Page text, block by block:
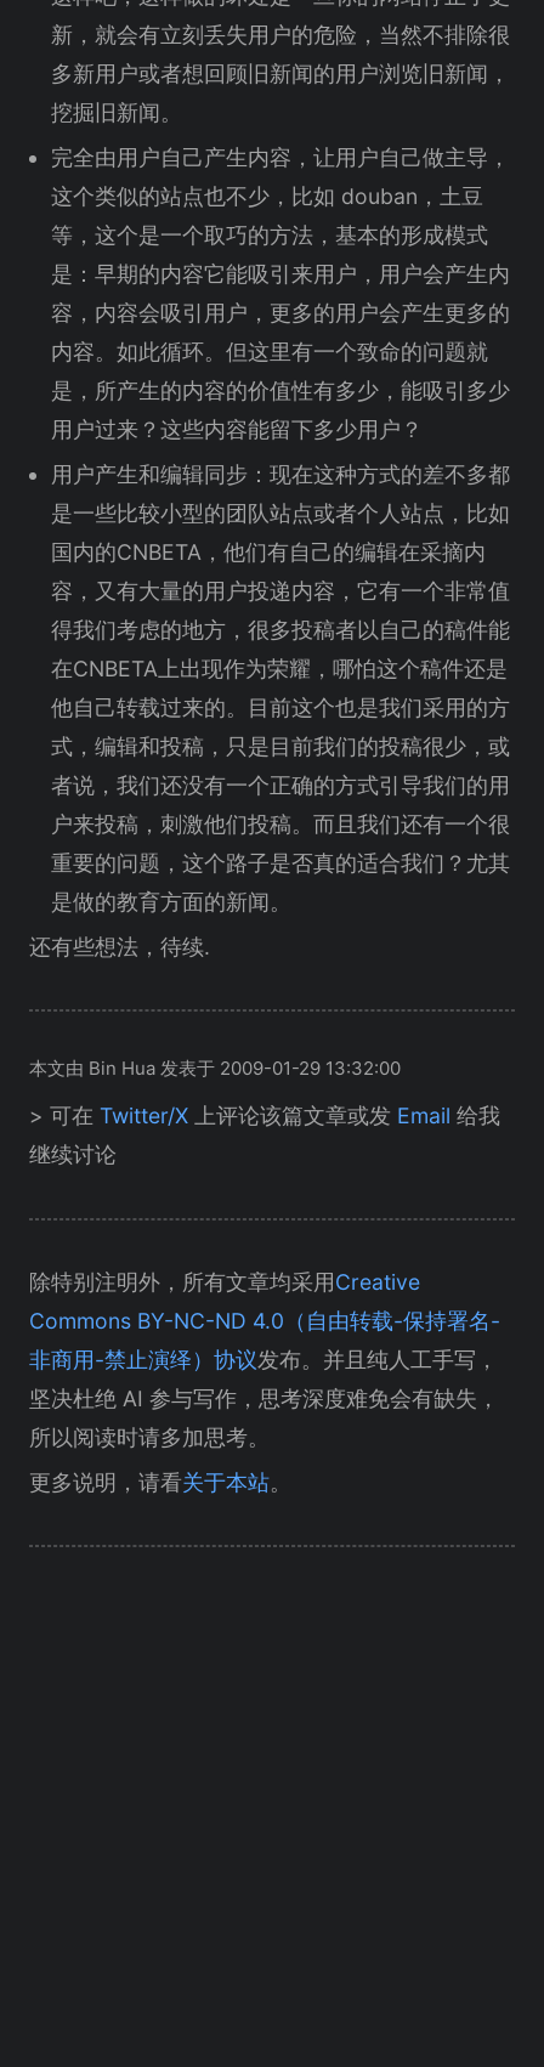
新，就会有立刻丢失用户的危险，当然不排除很
多新用户或者想回顾旧新闻的用户浏览旧新闻，
挖掘旧新闻。
完全由用户自己产生内容，让用户自己做主导，
这个类似的站点也不少，比如 douban，土豆
等，这个是一个取巧的方法，基本的形成模式
是：早期的内容它能吸引来用户，用户会产生内
容，内容会吸引用户，更多的用户会产生更多的
内容。如此循环。但这里有一个致命的问题就
是，所产生的内容的价值性有多少，能吸引多少
用户过来？这些内容能留下多少用户？
用户产生和编辑同步：现在这种方式的差不多都
是一些比较小型的团队站点或者个人站点，比如
国内的CNBETA，他们有自己的编辑在采摘内
容，又有大量的用户投递内容，它有一个非常值
得我们考虑的地方，很多投稿者以自己的稿件能
在CNBETA上出现作为荣耀，哪怕这个稿件还是
他自己转载过来的。目前这个也是我们采用的方
式，编辑和投稿，只是目前我们的投稿很少，或
者说，我们还没有一个正确的方式引导我们的用
户来投稿，刺激他们投稿。而且我们还有一个很
重要的问题，这个路子是否真的适合我们？尤其
是做的教育方面的新闻。
还有些想法，待续.
本文由 Bin Hua 发表于 2009-01-29 13:32:00
> 可在 Twitter/X 上评论该篇文章或发 Email 给我
继续讨论
除特别注明外，所有文章均采用Creative
Commons BY-NC-ND 4.0（自由转载-保持署名-
非商用-禁止演绎）协议发布。并且纯人工手写，
坚决杜绝 AI 参与写作，思考深度难免会有缺失，
所以阅读时请多加思考。
更多说明，请看关于本站。